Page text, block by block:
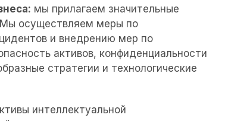
мы прилагаем значительные
Мы осуществляем меры по
и внедрению мер по
активов, конфиденциальности
стратегии и технологические
интеллектуальной